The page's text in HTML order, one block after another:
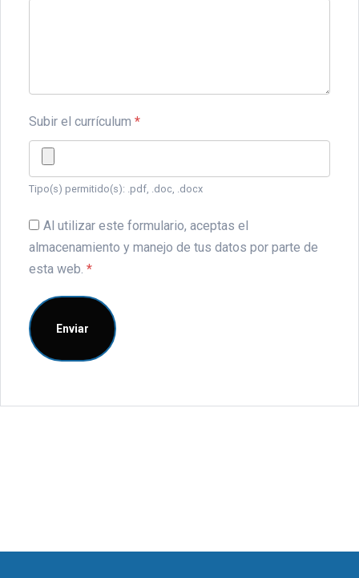
Subir el currículum *
Tipo(s) permitido(s): .pdf, .doc, .docx
Al utilizar este formulario, aceptas el
almacenamiento y manejo de tus datos por parte de
esta web. *